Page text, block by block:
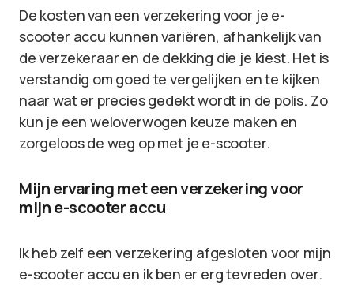
De kosten van een verzekering voor je e-
scooter accu kunnen variëren, afhankelijk van
de verzekeraar en de dekking die je kiest. Het is
verstandig om goed te vergelijken en te kijken
naar wat er precies gedekt wordt in de polis. Zo
kun je een weloverwogen keuze maken en
zorgeloos de weg op met je e-scooter.
Mijn ervaring met een verzekering voor
mijn e-scooter accu
Ik heb zelf een verzekering afgesloten voor mijn
e-scooter accu en ik ben er erg tevreden over.